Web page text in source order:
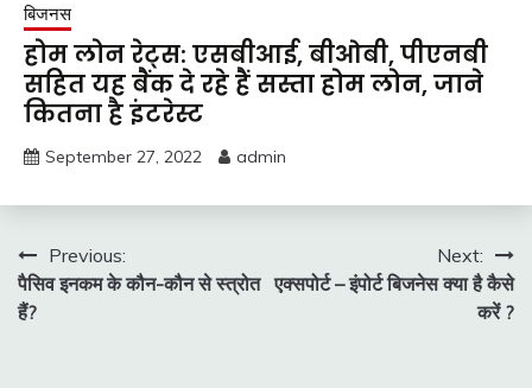
बिजनस
होम लोन रेट्स: एसबीआई, बीओबी, पीएनबी
सहित यह बैंक दे रहे हैं सस्ता होम लोन, जाने
कितना है इंटरेस्ट
September 27, 2022 admin
Post
navigation
Previous:
पैसिव इनकम के कौन-कौन से स्त्रोत
हैं?
Next:
एक्सपोर्ट – इंपोर्ट बिजनेस क्या है कैसे
करें ?